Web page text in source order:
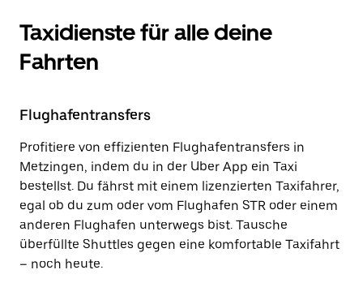
Taxidienste für alle deine
Fahrten
Flughafentransfers
Profitiere von effizienten Flughafentransfers in
Metzingen, indem du in der Uber App ein Taxi
bestellst. Du fährst mit einem lizenzierten Taxifahrer,
egal ob du zum oder vom Flughafen STR oder einem
anderen Flughafen unterwegs bist. Tausche
überfüllte Shuttles gegen eine komfortable Taxifahrt
– noch heute.